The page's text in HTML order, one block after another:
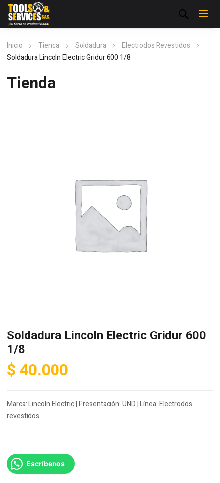
Inicio Tienda Soldadura
Electrodos Revestidos
Soldadura Lincoln Electric Gridur 600 1/8
Tienda
Soldadura Lincoln Electric Gridur 600
1/8
$40.000
Marca: Lincoln Electric | Presentación: UND | Línea: Electrodos
revestidos.
Escríbenos